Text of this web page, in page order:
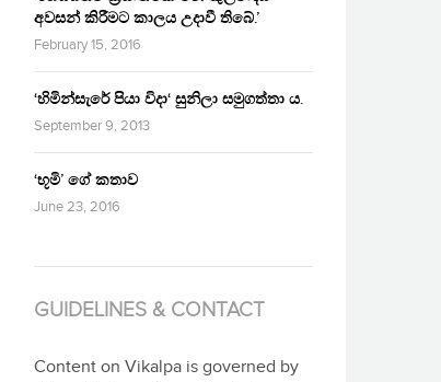
අවසන් කිරීමට කාලය උදාවී තිබේ.’
February 15, 2016
‘හිමින්සැරේ පියා විදා‘ සුනිලා සමුගත්තා ය.
September 9, 2013
‘භූමි’ ගේ කතාව
June 23, 2016
GUIDELINES & CONTACT
Content on Vikalpa is governed by